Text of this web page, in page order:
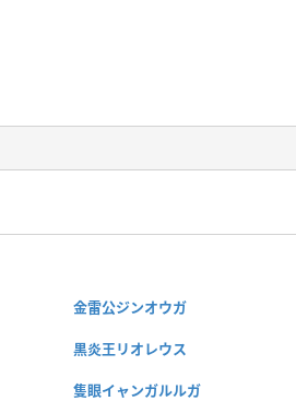
金雷公ジンオウガ
黒炎王リオレウス
隻眼イャンガルルガ